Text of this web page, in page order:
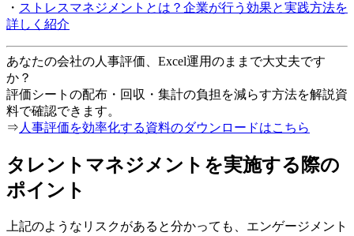
・ ストレスマネジメントとは？企業が行う効果と実践方法を
詳しく紹介
あなたの会社の人事評価、Excel運用のままで大丈夫です
か？
評価シートの配布・回収・集計の負担を減らす方法を解説資
料で確認できます。
⇒ 人事評価を効率化する資料のダウンロードはこちら
タレントマネジメントを実施する際の
ポイント
上記のようなリスクがあると分かっても、エンゲージメント